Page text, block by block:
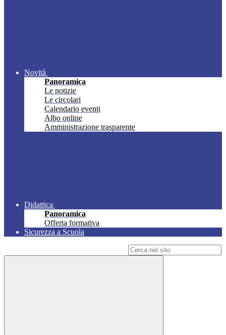
Novità
Panoramica
Le notizie
Le circolari
Calendario eventi
Albo online
Amministrazione trasparente
Didattica
Panoramica
Offerta formativa
Sicurezza a Scuola